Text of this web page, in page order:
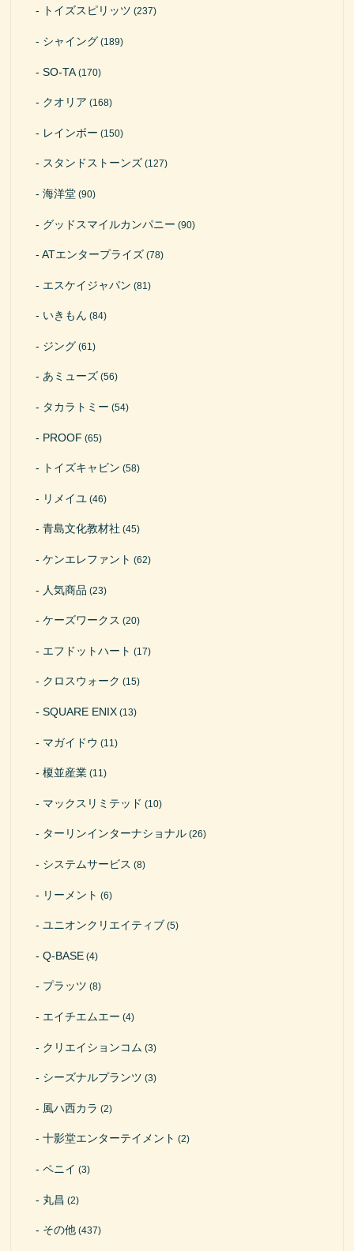
トイズスピリッツ (237)
シャイング (189)
SO-TA (170)
クオリア (168)
レインボー (150)
スタンドストーンズ (127)
海洋堂 (90)
グッドスマイルカンパニー (90)
ATエンタープライズ (78)
エスケイジャパン (81)
いきもん (84)
ジング (61)
あミューズ (56)
タカラトミー (54)
PROOF (65)
トイズキャビン (58)
リメイユ (46)
青島文化教材社 (45)
ケンエレファント (62)
人気商品 (23)
ケーズワークス (20)
エフドットハート (17)
クロスウォーク (15)
SQUARE ENIX (13)
マガイドウ (11)
榎並産業 (11)
マックスリミテッド (10)
ターリンインターナショナル (26)
システムサービス (8)
リーメント (6)
ユニオンクリエイティブ (5)
Q-BASE (4)
プラッツ (8)
エイチエムエー (4)
クリエイションコム (3)
シーズナルプランツ (3)
風ハ西カラ (2)
十影堂エンターテイメント (2)
ペニイ (3)
丸昌 (2)
その他 (437)